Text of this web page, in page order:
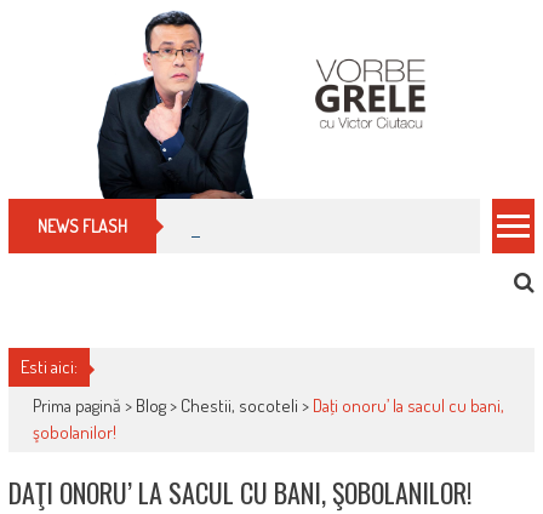
NEWS FLASH Cum îți schimbi, rapid, gratuit și eficient,
Esti aici:
Prima pagină > Blog> Chestii, socoteli > Daţi onoru’ la sacul cu bani,
şobolanilor!
DAŢI ONORU’ LA SACUL CU BANI, ŞOBOLANILOR!